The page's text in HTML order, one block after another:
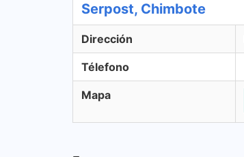
Serpost, Chimbote
Dirección
Télefono
Mapa